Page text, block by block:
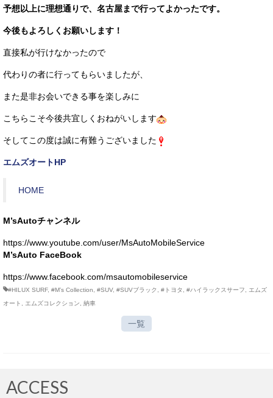
予想以上に理想通りで、名古屋まで行ってよかったです。
今後もよろしくお願いします！
直接私が行けなかったので
代わりの者に行ってもらいましたが、
また是非お会いできる事を楽しみに
こちらこそ今後共宜しくおねがいします
そしてこの度は誠に有難うございました
エムズオートHP
HOME
M’sAutoチャンネル
https://www.youtube.com/user/MsAutoMobileService
M’sAuto FaceBook
https://www.facebook.com/msautomobileservice
#HILUX SURF, #M’s Collection, #SUV, #SUVブラック , #トヨタ , #ハイラックスサーフ, エムズ
オート , エムズコレクション, 納車
一覧
ACCESS